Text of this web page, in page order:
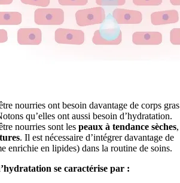
nourries ont besoin davantage de corps gras
qu’elles ont aussi besoin d’hydratation.
nourries sont les peaux à tendance sèches,
. Il est nécessaire d’intégrer davantage de
enrichie en lipides) dans la routine de soins.
se caractérise par :